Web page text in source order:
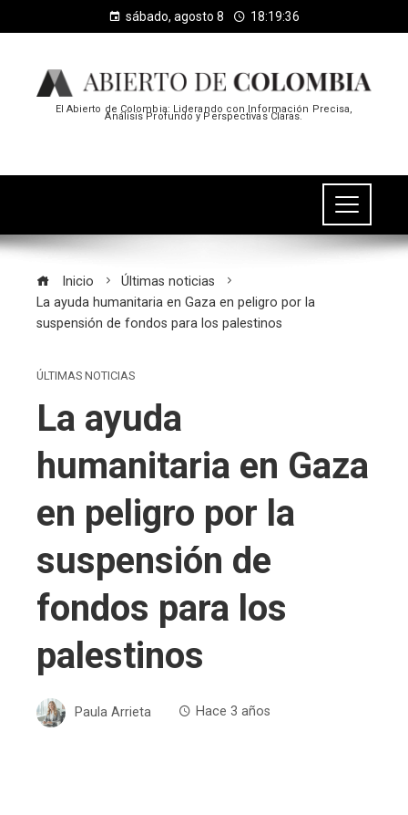
sábado, agosto 8 18:19:36
El Abierto de Colombia: Liderando con Información Precisa,
Análisis Profundo y Perspectivas Claras.
Inicio
Últimas noticias
La ayuda humanitaria en Gaza en peligro por la
suspensión de fondos para los palestinos
ÚLTIMAS NOTICIAS
La ayuda
humanitaria en Gaza
en peligro por la
suspensión de
fondos para los
palestinos
Paula Arrieta Hace 3 años